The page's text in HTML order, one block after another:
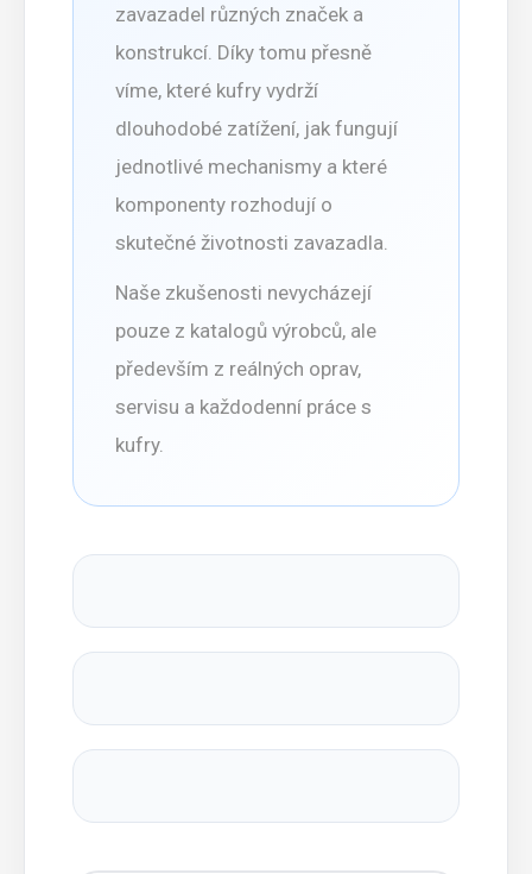
zavazadel různých značek a
konstrukcí. Díky tomu přesně
víme, které kufry vydrží
dlouhodobé zatížení, jak fungují
jednotlivé mechanismy a které
komponenty rozhodují o
skutečné životnosti zavazadla.
Naše zkušenosti nevycházejí
pouze z katalogů výrobců, ale
především z reálných oprav,
servisu a každodenní práce s
kufry.